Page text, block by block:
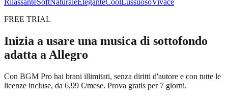
RilassanteSoftNaturaleEleganteCoolLussuosoVivace
FREE TRIAL
Inizia a usare una musica di sottofondo
adatta a Allegro
Con BGM Pro hai brani illimitati, senza diritti d'autore e con tutte le
licenze incluse, da 6,99 €/mese. Prova gratis per 7 giorni.